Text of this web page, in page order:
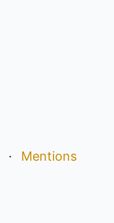
·
Mentions